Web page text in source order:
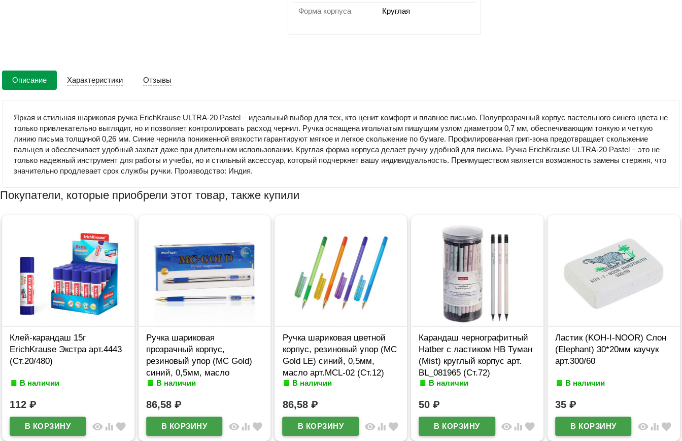
Форма корпуса
Круглая
Описание Характеристики Отзывы
Яркая и стильная шариковая ручка ErichKrause ULTRA-20 Pastel – идеальный выбор для тех, кто ценит комфорт и плавное письмо. Полупрозрачный корпус пастельного синего цвета не
только привлекательно выглядит, но и позволяет контролировать расход чернил. Ручка оснащена игольчатым пишущим узлом диаметром 0,7 мм, обеспечивающим тонкую и четкую
линию письма толщиной 0,26 мм. Синие чернила пониженной вязкости гарантируют мягкое и легкое скольжение по бумаге. Профилированная грип-зона предотвращает скольжение
пальцев и обеспечивает удобный захват даже при длительном использовании. Круглая форма корпуса делает ручку удобной для письма. Ручка ErichKrause ULTRA-20 Pastel – это не
только надежный инструмент для работы и учебы, но и стильный аксессуар, который подчеркнет вашу индивидуальность. Преимуществом является возможность замены стержня, что
значительно продлевает срок службы ручки. Производство: Индия.
Покупатели, которые приобрели этот товар, также купили
Клей-карандаш 15г
ErichKrause Экстра арт.4443
(Ст.20/480)
В наличии
112 ₽
visibility equalizer favorite
Ручка шариковая
прозрачный корпус,
резиновый упор (MC Gold)
синий, 0,5мм, масло
арт.BMC-02
В наличии
86,58 ₽
visibility equalizer favorite
Ручка шариковая цветной
корпус, резиновый упор (MC
Gold LE) синий, 0,5мм,
масло арт.MCL-02 (Ст.12)
В наличии
86,58 ₽
visibility equalizer favorite
Карандаш чернографитный
Hatber с ластиком HB Туман
(Mist) круглый корпус арт.
BL_081965 (Ст.72)
В наличии
50₽
visibility equalizer favorite
Ластик (KOH-I-NOOR) Слон
(Elephant) 30*20мм каучук
арт.300/60
В наличии
35₽
visibility equalizer favorite